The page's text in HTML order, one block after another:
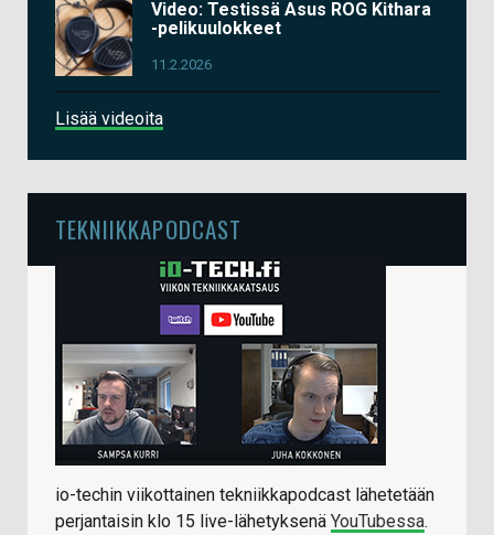
Video: Testissä Asus ROG Kithara
-pelikuulokkeet
11.2.2026
Lisää videoita
TEKNIIKKAPODCAST
io-techin viikottainen tekniikkapodcast lähetetään
perjantaisin klo 15 live-lähetyksenä YouTubessa.